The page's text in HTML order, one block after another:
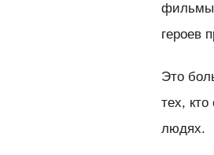
фильмы
героев
Это
тех,
людях.